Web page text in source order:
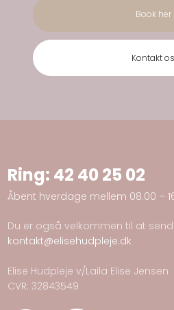
Book her
Kontakt os
Ring: 42 40 25 02
​Åbent hverdage mellem 08.00 –
Du er også velkommen til at
kontakt@elisehudpleje.dk
Elise Hudpleje v/Laila Elise Jensen
CVR: 32843549​